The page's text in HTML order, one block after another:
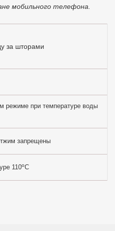
мобильного телефона.
за шторами
режиме при температуре воды
запрещены
110oC